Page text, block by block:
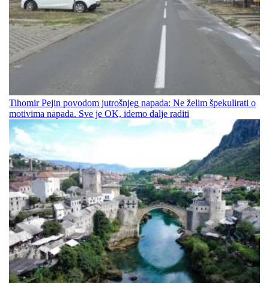
Tihomir Pejin povodom jutrošnjeg napada: Ne želim špekulirati o
motivima napada. Sve je OK, idemo dalje raditi